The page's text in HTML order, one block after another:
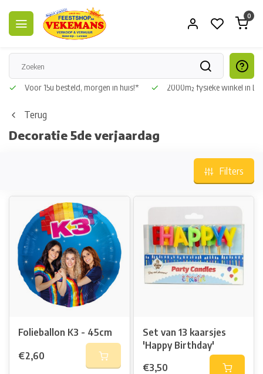
0
Voor 15u besteld, morgen in huis!* 2000m² fysieke winkel in
Terug
Decoratie 5de verjaardag
Filters
Folieballon K3 - 45cm
€2,60
Set van 13 kaarsjes
'Happy Birthday'
€3,50